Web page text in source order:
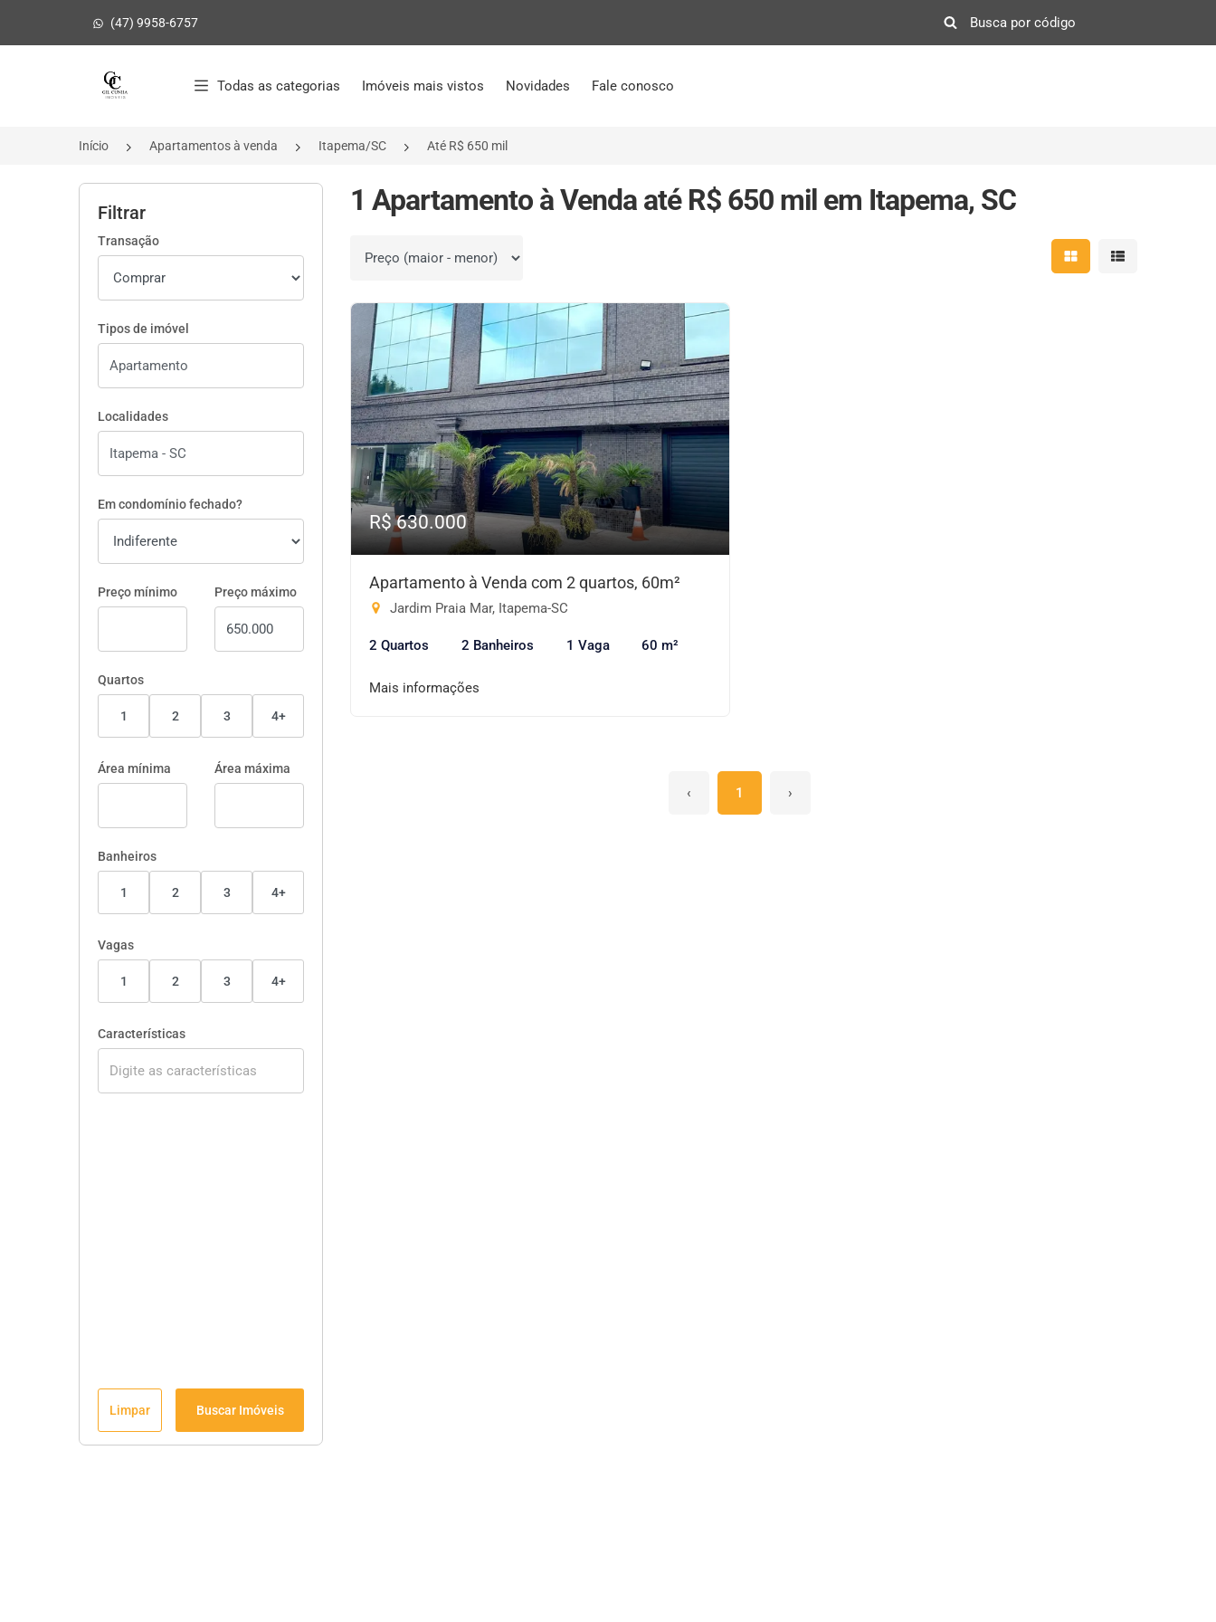
(47) 9958-6757
Página inicial
Todas as categorias Imóveis mais vistos Novidades Fale conosco
Início Apartamentos à venda Itapema/SC Até R$ 650 mil
Filtrar
Transação
Tipos de imóvel
Localidades
Em condomínio fechado?
Preço mínimo Preço máximo
Quartos
1 2 3 4+
Área mínima Área máxima
Banheiros
1 2 3 4+
Vagas
1 2 3 4+
Características
Limpar Buscar Imóveis
1 Apartamento à Venda até R$ 650 mil em Itapema, SC
Ordenar por Mostrar resultados em
Mostrar
R$ 630.000
Apartamento à Venda com 2 quartos, 60m²
Jardim Praia Mar, Itapema-SC
2 Quartos 2 Banheiros 1 Vaga 60 m²
Mais informações
‹ 1 ›